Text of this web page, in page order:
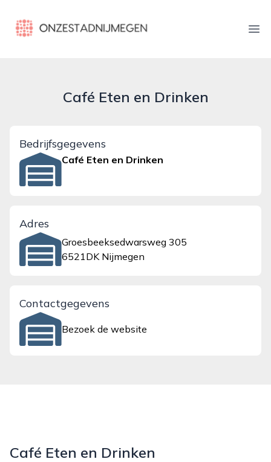
onzestadnijmegen.nl
Café Eten en Drinken
Bedrijfsgegevens
Café Eten en Drinken
Adres
Groesbeeksedwarsweg 305
6521DK Nijmegen
Contactgegevens
Bezoek de website
Café Eten en Drinken